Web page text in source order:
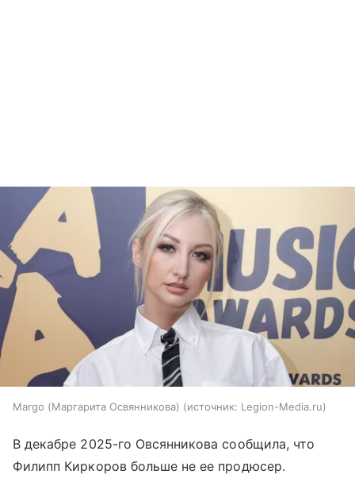
Margo (Маргарита Освянникова) источник: Legion-Media.ru
В декабре 2025-го Овсянникова сообщила, что
Филипп Киркоров больше не ее продюсер.